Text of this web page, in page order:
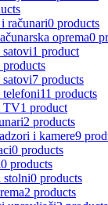
računari0 products
oprema0
satovi1 product
products
satovi7 products
telefoni11 products
TV1 product
2 products
i kamere9
0 products
0 products
stolni0 products
2 products